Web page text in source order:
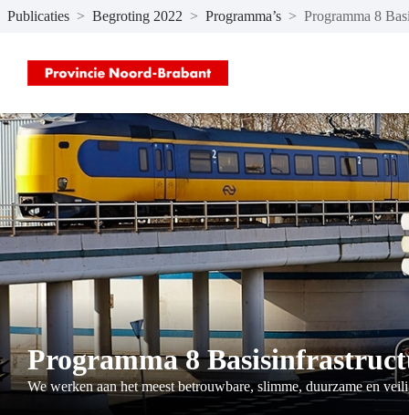
Naar hoofdinhoud
Publicaties > Begroting 2022 > Programma’s > Programma 8
Programma 8
We werken aan het meest betrouwbare, slimme, duurzame en